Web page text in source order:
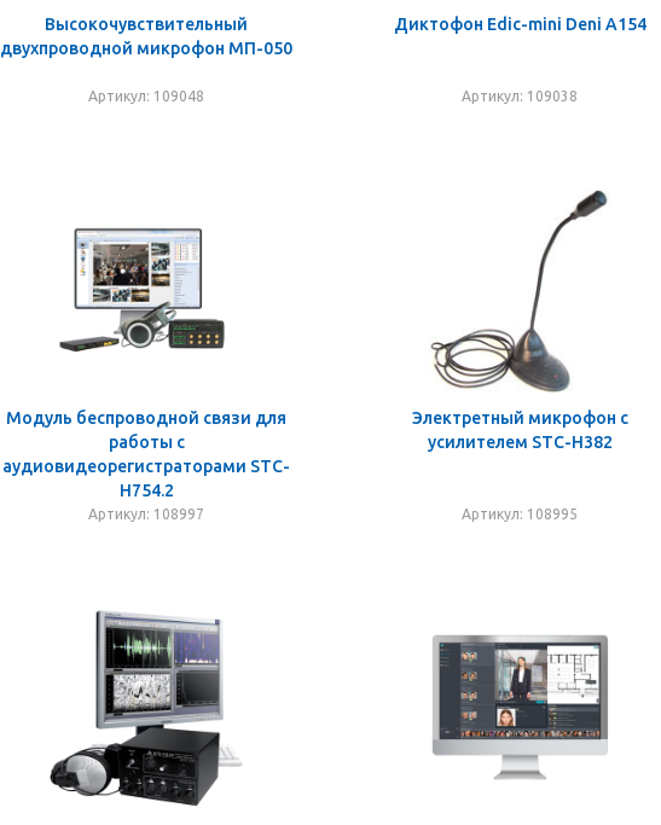
Высокочувствительный
двухпроводной микрофон МП-050
Артикул: 109048
Диктофон Edic-mini Deni A154
Артикул: 109038
Модуль беспроводной связи для
работы с
аудиовидеорегистраторами STC-
H754.2
Артикул: 108997
Электретный микрофон с
усилителем STC-Н382
Артикул: 108995